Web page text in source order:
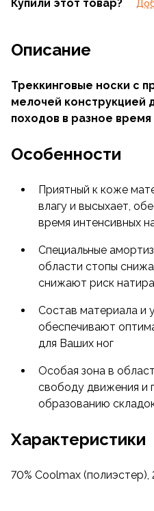
Купили этот товар?
Описание
Треккинговые носки с
мелочей конструкцией
походов в разное время
Особенности
Приятный к коже
влагу и высыхает,
время интенсивных
Специальные
области стопы
снижают риск
Состав материала и
обеспечивают
для Ваших ног
Особая зона в
свободу движения и
образованию
Характеристики
70% Coolmax (полиэстер),